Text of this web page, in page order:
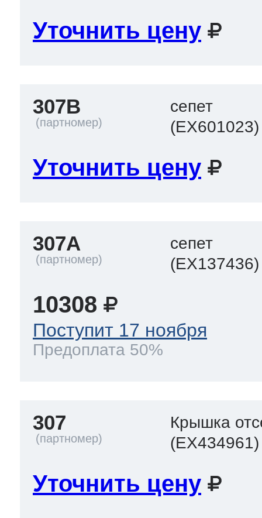
Уточнить цену
307B
сепет
(EX601023)
Уточнить цену
307A
сепет
(EX137436)
10308
Поступит 17 ноября
Предоплата 50%
307
Крышка
(EX434961)
Уточнить цену